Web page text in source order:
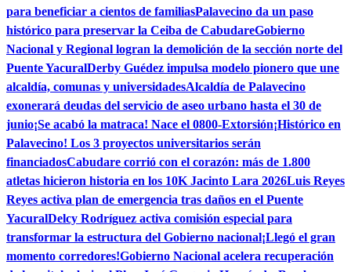
para beneficiar a cientos de familiasPalavecino da un paso
histórico para preservar la Ceiba de CabudareGobierno
Nacional y Regional logran la demolición de la sección norte del
Puente YacuralDerby Guédez impulsa modelo pionero que une
alcaldía, comunas y universidadesAlcaldía de Palavecino
exonerará deudas del servicio de aseo urbano hasta el 30 de
junio¡Se acabó la matraca! Nace el 0800-Extorsión¡Histórico en
Palavecino! Los 3 proyectos universitarios serán
financiadosCabudare corrió con el corazón: más de 1.800
atletas hicieron historia en los 10K Jacinto Lara 2026Luis Reyes
Reyes activa plan de emergencia tras daños en el Puente
YacuralDelcy Rodríguez activa comisión especial para
transformar la estructura del Gobierno nacional¡Llegó el gran
momento corredores!Gobierno Nacional acelera recuperación